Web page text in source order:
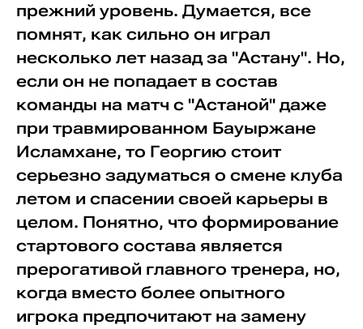
прежний уровень. Думается, все
помнят, как сильно он играл
несколько лет назад за "Астану". Но,
если он не попадает в состав
команды на матч с "Астаной" даже
при травмированном Бауыржане
Исламхане, то Георгию стоит
серьезно задуматься о смене клуба
летом и спасении своей карьеры в
целом. Понятно, что формирование
стартового состава является
прерогативой главного тренера, но,
когда вместо более опытного
игрока предпочитают на замену